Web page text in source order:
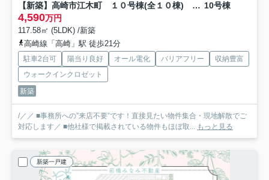
【新築】高崎市江木町 １０号棟(全１０棟) フェリディアガーデン 新築建売分譲 10号棟
4,590万円
117.58㎡ (5LDK) /新築
高崎線「高崎」駅 徒歩21分
駐車2台可 陽当り良好 オール電化 バリアフリー
収納豊富
ウォークインクロゼット
新築
/／／ ■事務所への”来店不要”です！直接見たい物件集合・現地解散でご
対応します／ ■他社様で掲載されている物件もほぼ取... もっと見る
新築一戸建